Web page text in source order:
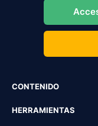
CONTENIDO
HERRAMIENTAS